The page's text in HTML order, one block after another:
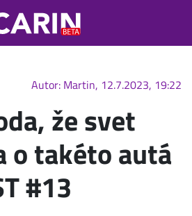
Autor: Martin, 12.7.2023, 19:22
že svet
o takéto autá
#13